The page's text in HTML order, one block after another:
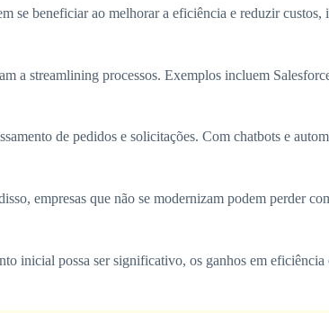
se beneficiar ao melhorar a eficiência e reduzir custos,
a streamlining processos. Exemplos incluem
de pedidos e solicitações. Com chatbots e
empresas que não se modernizam podem perder
inicial possa ser significativo, os ganhos em eficiência